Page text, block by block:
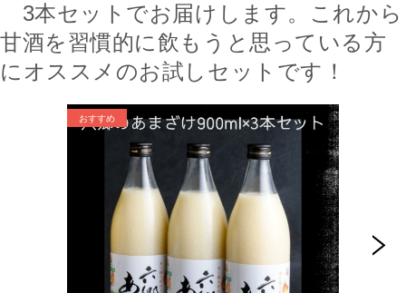
3本セットでお届けします。これから
甘酒を習慣的に飲もうと思っている方
にオススメのお試しセットです！